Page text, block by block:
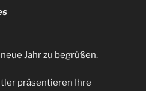
Jahr zu begrüßen.
präsentieren Ihre